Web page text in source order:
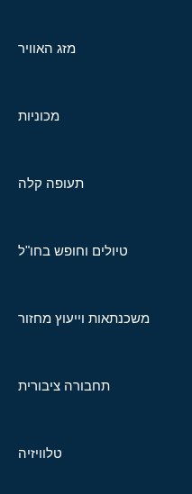
מזג האוויר
מכוניות
תעופה קלה
טיולים וחופש בחו"ל
משכנתאות וייעוץ מחזור
תחבורה ציבורית
טלוויזיה